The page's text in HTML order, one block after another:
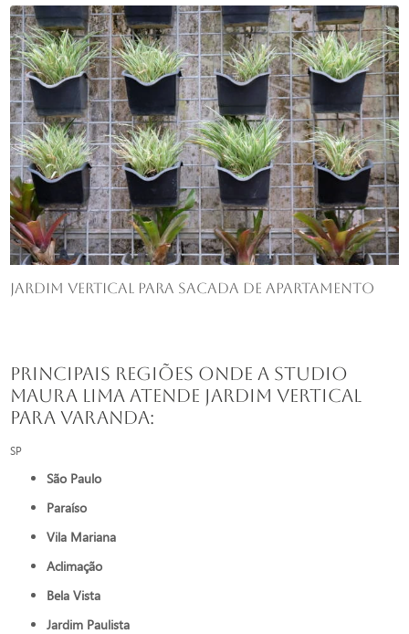
Jardim vertical para sacada de apartamento
Principais regiões onde a Studio
Maura Lima atende Jardim vertical
para varanda:
SP
São Paulo
Paraíso
Vila Mariana
Aclimação
Bela Vista
Jardim Paulista